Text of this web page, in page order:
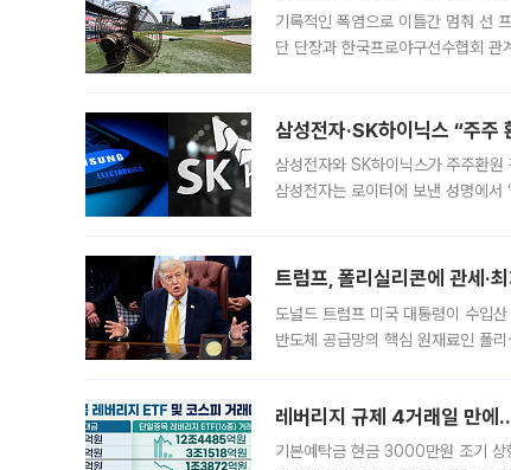
기록적인 폭염으로 이틀간 멈춰 선
단 단장과 한국프로야구선수협회
삼성전자·SK하이닉스 “주주
삼성전자와 SK하이닉스가 주주환원 강화 방안 마련
삼성전자는 로이터에 보낸 성명에서
트럼프, 폴리실리콘에 관세·
도널드 트럼프 미국 대통령이 수입
반도체 공급망의 핵심 원재료인 폴
레버리지 규제 4거래일 만
기본예탁금 현금 3000만원 조기